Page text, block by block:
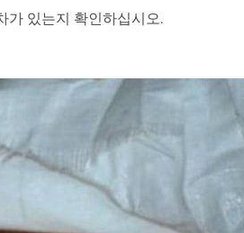
가 있는지 확인하십시오.